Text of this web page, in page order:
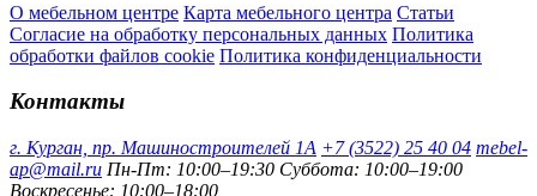
О мебельном центре Карта мебельного центра Статьи
Согласие на обработку персональных данных Политика
обработки файлов cookie Политика конфиденциальности
Контакты
г. Курган, пр. Машиностроителей 1А +7 (3522) 25 40 04 mebel-
ap@mail.ru Пн-Пт: 10:00–19:30 Суббота: 10:00–19:00
Воскресенье: 10:00–18:00